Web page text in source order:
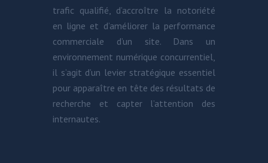
trafic qualifié, d’accroître la notoriété
en ligne et d’améliorer la performance
commerciale d’un site. Dans un
environnement numérique concurrentiel,
il s’agit d’un levier stratégique essentiel
pour apparaître en tête des résultats de
recherche et capter l’attention des
internautes.